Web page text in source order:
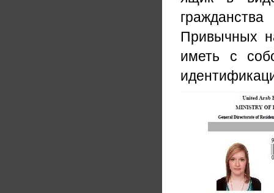
Привычных
иметь с